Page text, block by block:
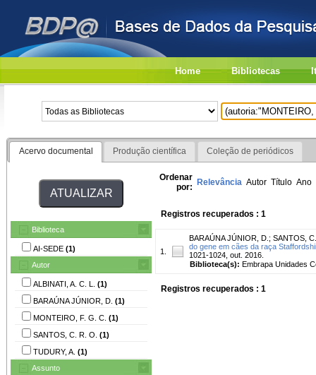
Home Bibliotecas
Acervo documental Produção científica Coleção de periódicos
Biblioteca
AI-SEDE (1)
Autor
ALBINATI, A. C. L. (1)
BARAÚNA JÚNIOR, D. (1)
MONTEIRO, F. G. C. (1)
SANTOS, C. R. O. (1)
TUDURY, A. (1)
Assunto
Ordenar
por: Relevância Autor Título Ano
Registros recuperados : 1
1.
BARAÚNA JÚNIOR, D. ; SANTOS,
do gene em cães da raça
1021-1024, out. 2016.
Biblioteca(s): Embrapa Unidades
Registros recuperados : 1